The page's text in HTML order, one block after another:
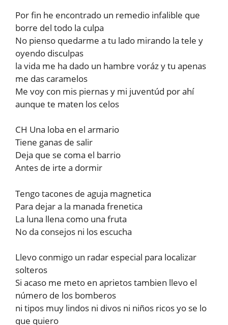
Por fin he encontrado un remedio infalible que
borre del todo la culpa
No pienso quedarme a tu lado mirando la tele y
oyendo disculpas
la vida me ha dado un hambre voráz y tu apenas
me das caramelos
Me voy con mis piernas y mi juventúd por ahí
aunque te maten los celos
CH Una loba en el armario
Tiene ganas de salir
Deja que se coma el barrio
Antes de irte a dormir
Tengo tacones de aguja magnetica
Para dejar a la manada frenetica
La luna llena como una fruta
No da consejos ni los escucha
Llevo conmigo un radar especial para localizar
solteros
Si acaso me meto en aprietos tambien llevo el
número de los bomberos
ni tipos muy lindos ni divos ni niños ricos yo se lo
que quiero